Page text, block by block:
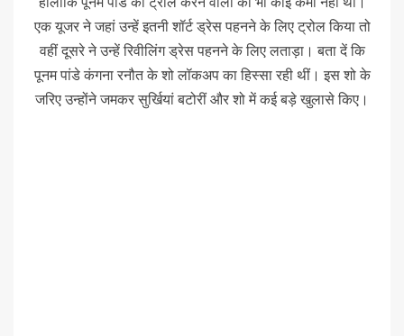
एक यूजर ने जहां उन्हें इतनी शॉर्ट ड्रेस पहनने के लिए ट्रोल किया तो
वहीं दूसरे ने उन्हें रिवीलिंग ड्रेस पहनने के लिए लताड़ा। बता दें कि
पूनम पांडे कंगना रनौत के शो लॉकअप का हिस्सा रही थीं। इस शो के
जरिए उन्होंने जमकर सुर्खियां बटोरीं और शो में कई बड़े खुलासे किए।